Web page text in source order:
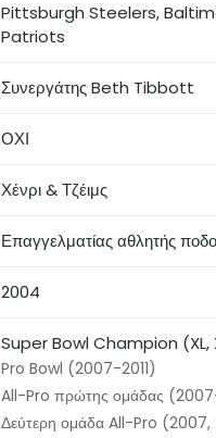
Pittsburgh Steelers,
Patriots
Συνεργάτης Beth Tibbott
ΟΧΙ
Χένρι & Τζέιμς
Επαγγελματίας αθλητής
2004
Super Bowl Champion (XL,
Pro Bowl (2007-2011)
All-Pro πρώτης ομάδας
Δεύτερη ομάδα All-Pro